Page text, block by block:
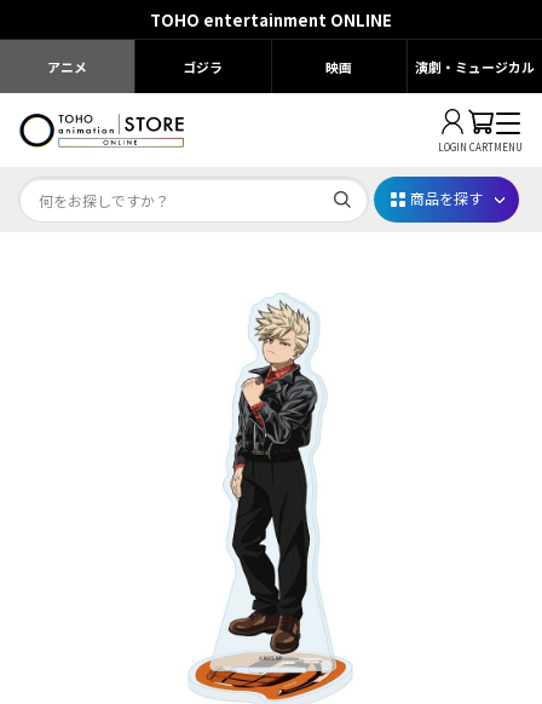
TOHO entertainment ONLINE
アニメ ゴジラ 映画 演劇・ミュージカル
LOGIN CARTMENU
Dr.STONE STONE FES.2026
薬屋のひとりごと 夏の園遊会2026
アニメ『僕のヒーローアカデミア』10周年
ハイキュー!!ジャージ＆ユニフォーム
商品を探す